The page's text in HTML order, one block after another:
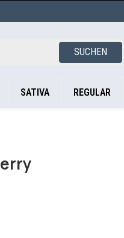
SUCHEN
SATIVA REGULAR